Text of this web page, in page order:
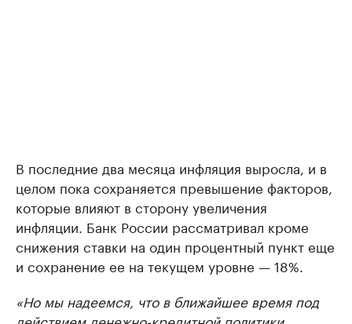
В последние два месяца инфляция выросла, и в
целом пока сохраняется превышение факторов,
которые влияют в сторону увеличения
инфляции. Банк России рассматривал кроме
снижения ставки на один процентный пункт еще
и сохранение ее на текущем уровне — 18%.
«Но мы надеемся, что в ближайшее время под